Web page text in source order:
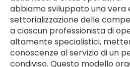
abbiamo sviluppato una vera
settorializzazione delle
a ciascun professionista di
altamente specialistici,
conoscenze al servizio di un
condiviso. Questo modello